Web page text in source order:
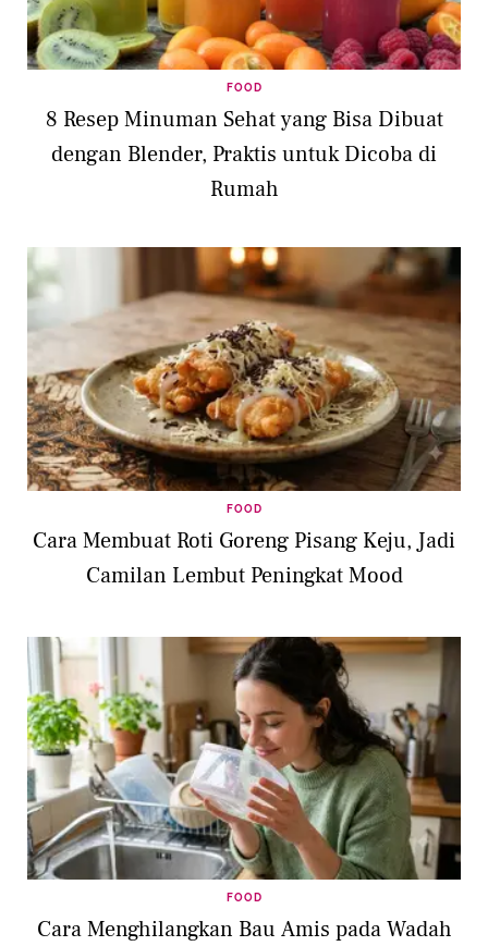
FOOD
8 Resep Minuman Sehat yang Bisa Dibuat
dengan Blender, Praktis untuk Dicoba di
Rumah
FOOD
Cara Membuat Roti Goreng Pisang Keju, Jadi
Camilan Lembut Peningkat Mood
FOOD
Cara Menghilangkan Bau Amis pada Wadah